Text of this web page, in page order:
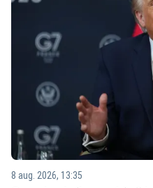
8 aug. 2026, 13:35